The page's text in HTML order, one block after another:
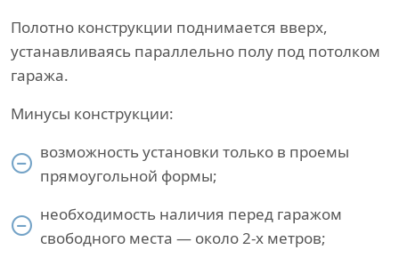
Полотно конструкции поднимается вверх,
устанавливаясь параллельно полу под потолком
гаража.
Минусы конструкции:
возможность установки только в проемы
прямоугольной формы;
необходимость наличия перед гаражом
свободного места — около 2-х метров;